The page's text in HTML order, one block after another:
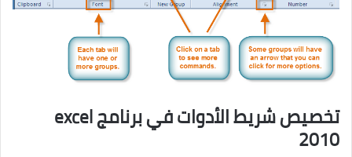
تخصيص شريط الأدوات في برنامج excel
2010